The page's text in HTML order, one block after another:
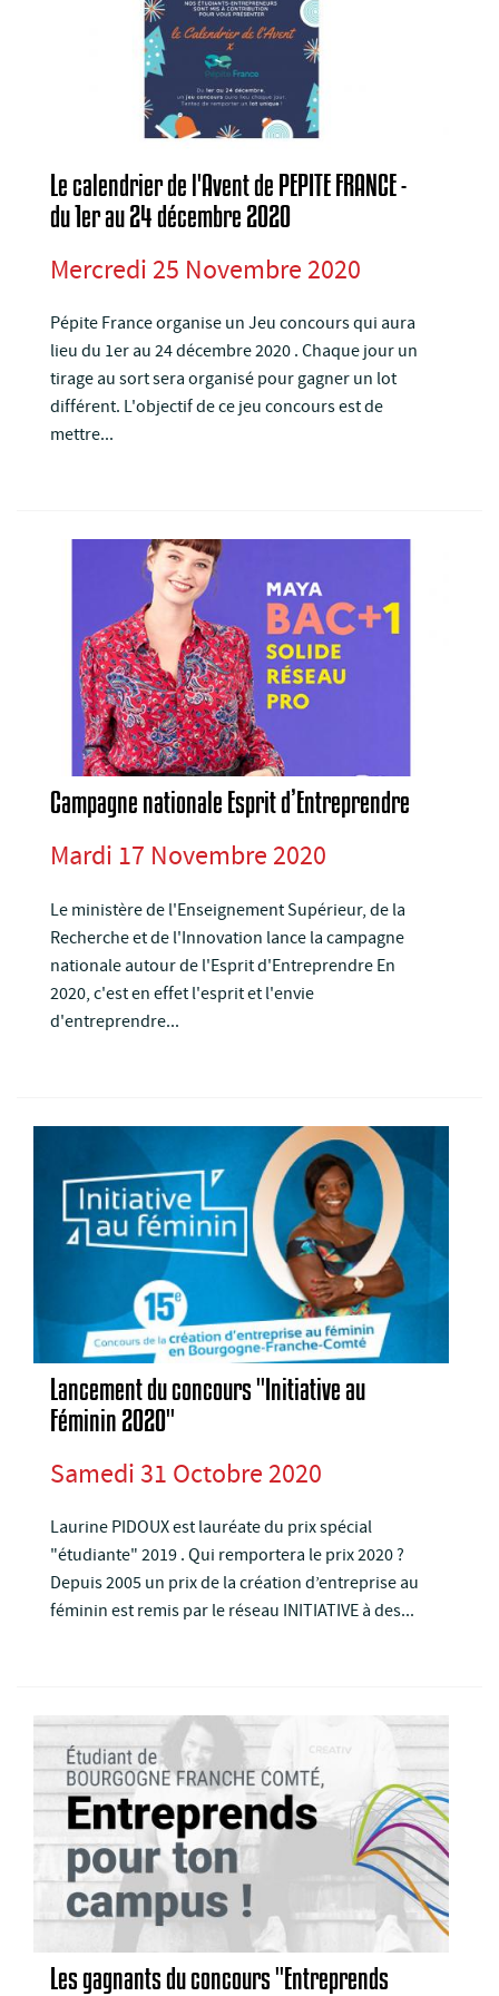
Le calendrier de l'Avent de PEPITE FRANCE -
du 1er au 24 décembre 2020
Mercredi 25 Novembre 2020
Pépite France organise un Jeu concours qui aura
lieu du 1er au 24 décembre 2020 . Chaque jour un
tirage au sort sera organisé pour gagner un lot
différent. L'objectif de ce jeu concours est de
mettre...
Campagne nationale Esprit d’Entreprendre
Mardi 17 Novembre 2020
Le ministère de l'Enseignement Supérieur, de la
Recherche et de l'Innovation lance la campagne
nationale autour de l'Esprit d'Entreprendre En
2020, c'est en effet l'esprit et l'envie
d'entreprendre...
Lancement du concours "Initiative au
Féminin 2020"
Samedi 31 Octobre 2020
Laurine PIDOUX est lauréate du prix spécial
"étudiante" 2019 . Qui remportera le prix 2020 ?
Depuis 2005 un prix de la création d’entreprise au
féminin est remis par le réseau INITIATIVE à des...
Les gagnants du concours "Entreprends